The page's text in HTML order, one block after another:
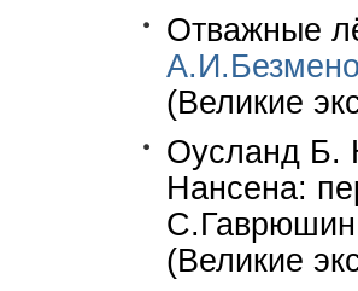
Отважные
(Великие
Оусланд Б.
Нансена:
(Великие